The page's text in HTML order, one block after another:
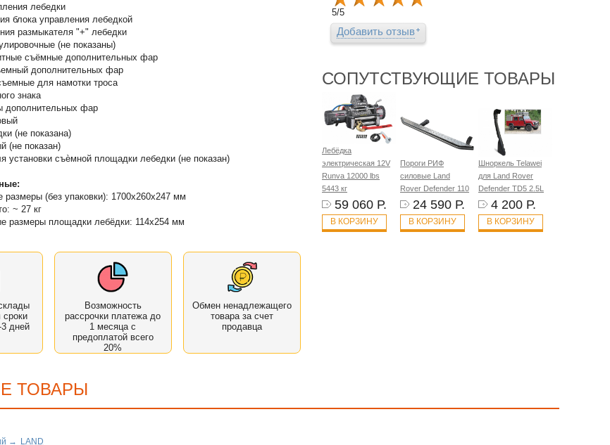
лебедки
блока управления лебедкой
размыкателя "+" лебедки
(не показаны)
съёмные дополнительных фар
дополнительных фар
для намотки троса
знака
дополнительных фар
(не показана)
(не показан)
установки съѐмной площадки лебедки (не показан)
размеры (без упаковки): 1700х260х247 мм
~ 27 кг
размеры площадки лебёдки: 114х254 мм
дней
Возможность
рассрочки платежа до
1 месяца с
предоплатой всего
20%
Обмен ненадлежащего
товара за счет
продавца
5/5
Добавить отзыв
СОПУТСТВУЮЩИЕ ТОВАРЫ
Лебёдка
электрическая 12V
Runva 12000 lbs
5443 кг
59 060 Р.
В КОРЗИНУ
Пороги РИФ
силовые Land
Rover Defender 110
24 590 Р.
В КОРЗИНУ
Шноркель Telawei
для Land Rover
Defender TD5 2.5L
4 200 Р.
В КОРЗИНУ
ТОВАРЫ
→ LAND